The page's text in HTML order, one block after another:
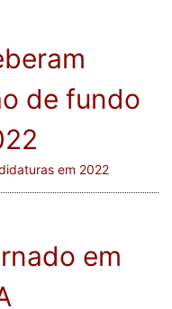
de fundo
em 2022
em